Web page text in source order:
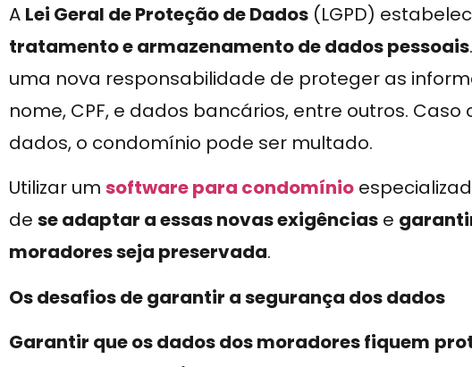
A Lei Geral de Proteção de Dados (LGPD)
tratamento e armazenamento de dados pessoais
uma nova responsabilidade de proteger as
nome, CPF, e dados bancários, entre outros.
dados, o condomínio pode ser multado.
Utilizar um software para condomínio
de se adaptar a essas novas exigências e
moradores seja preservada.
Os desafios de garantir a segurança dos dados
Garantir que os dados dos moradores fiquem